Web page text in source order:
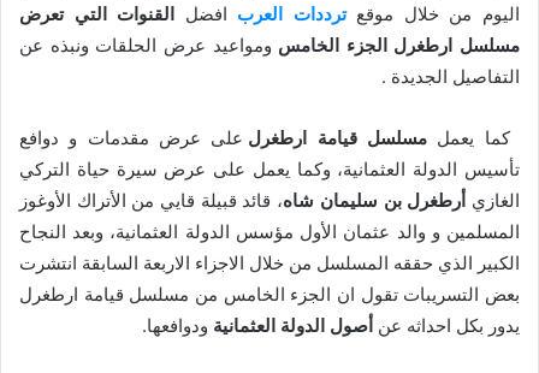
اليوم من خلال موقعترددات العرب افضل القنوات التي تعرض
مسلسل ارطغرل الجزء الخامس ومواعيد عرض الحلقات ونبذه عن
التفاصيل الجديدة .
كما يعمل مسلسل قيامة ارطغرل على عرض مقدمات و دوافع
تأسيس الدولة العثمانية، وكما يعمل على عرض سيرة حياة التركي
الغازي أرطغرل بن سليمان شاه، قائد قبيلة قايي من الأتراك الأوغوز
المسلمين و والد عثمان الأول مؤسس الدولة العثمانية، وبعد النجاح
الكبير الذي حققه المسلسل من خلال الاجزاء الاربعة السابقة انتشرت
بعض التسريبات تقول ان الجزء الخامس من مسلسل قيامة ارطغرل
يدور بكل احداثه عن أصول الدولة العثمانية ودوافعها.